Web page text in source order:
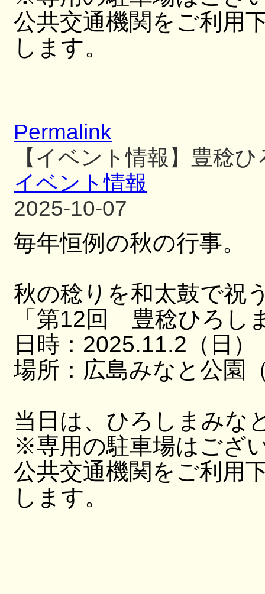
公共交通機関をご利用
します。
Permalink
【イベント情報】豊稔
イベント情報
2025-10-07
毎年恒例の秋の行事。
秋の稔りを和太鼓で祝
「第12回 豊稔ひろし
日時：2025.11.2（日
場所：広島みなと公園
当日は、ひろしまみな
※専用の駐車場はござ
公共交通機関をご利用
します。